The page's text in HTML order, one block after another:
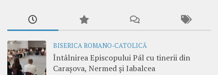
BISERICA ROMANO-CATOLICĂ
Întâlnirea Episcopului Pál cu tinerii din
Carașova, Nermed și Iabalcea